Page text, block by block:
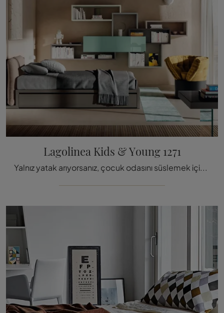
Lagolinea Kids & Young 1271
Yalnız yatak arıyorsanız, çocuk odasını süslemek için kumaş ile kaplı Lagolinea Kids & Young 1271 modelini size sunuyoruz.